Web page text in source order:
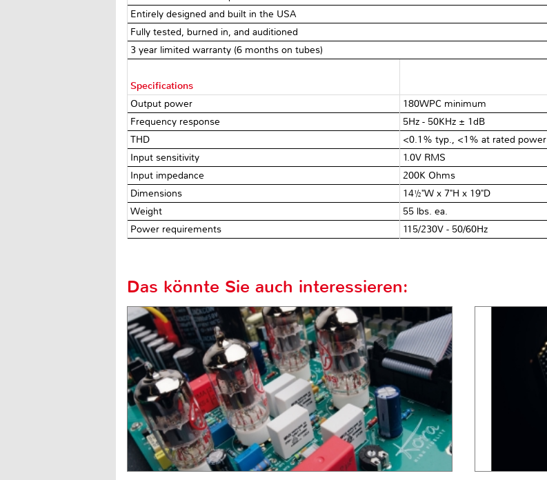
Entirely designed and built in the USA
Fully tested, burned in, and auditioned
3 year limited warranty (6 months on tubes)
Specifications
Output power
180WPC minimum
Frequency response
5Hz - 50KHz ± 1dB
THD
<0.1% typ., <1% at rated power
Input sensitivity
1.0V RMS
Input impedance
200K Ohms
Dimensions
14½"W x 7"H x 19"D
Weight
55 lbs. ea.
Power requirements
115/230V - 50/60Hz
Das könnte Sie auch interessieren: